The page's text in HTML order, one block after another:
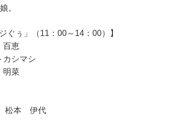
。
ぐぅ」（11：00～14：00）】
恵
シマシ
菜
松本 伊代